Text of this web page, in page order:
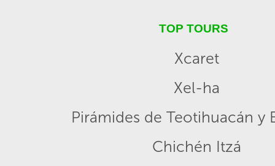
TOP TOURS
Xcaret
Xel-ha
Pirámides de Teotihuacán y
Chichén Itzá